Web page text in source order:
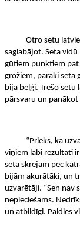
Otro setu latvieši
saglabājot. Seta
gūtiem punktiem pat
grožiem, pārāki seta
bija beļģi. Trešo
pārsvaru un panākot
“Prieks, ka
viņiem labi rezultāti
setā skrējām pēc
bijām akurātāki, un
uzvarētāji. “Sen nav
nepieciešams.
un atbildīgi. Paldies